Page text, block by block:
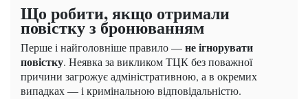
Що робити, якщо отримали
повістку з бронюванням
Перше і найголовніше правило —не ігнорувати
повістку. Неявка за викликом ТЦК без поважної
причини загрожує адміністративною, а в окремих
випадках — і кримінальною відповідальністю.